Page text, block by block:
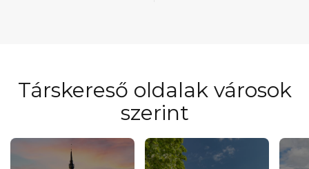
Társkereső oldalak városok
szerint